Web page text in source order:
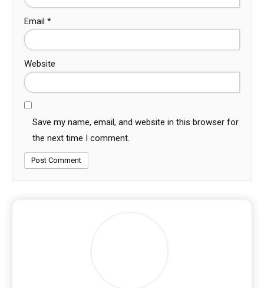
Email *
Website
Save my name, email, and website in this browser for
the next time I comment.